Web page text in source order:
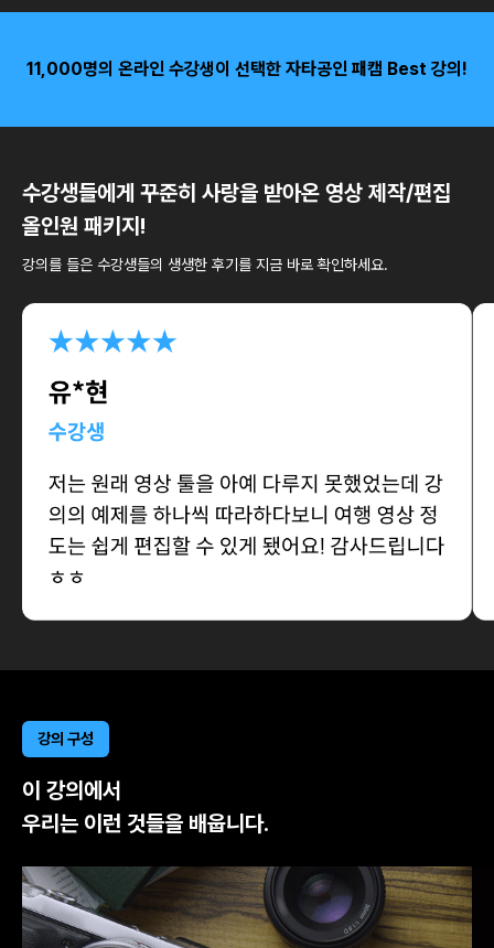
11,000명의 온라인 수강생이 선택한 자타공인 패캠 Best 강의!
수강생들에게 꾸준히 사랑을 받아온 영상 제작/편집
올인원 패키지!
강의를 들은 수강생들의 생생한 후기를 지금 바로 확인하세요.
강의 구성
이 강의에서
우리는 이런 것들을 배웁니다.